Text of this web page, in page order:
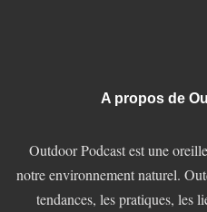
A propos de
Outdoor Podcast est une
notre environnement naturel.
tendances, les pratiques, les